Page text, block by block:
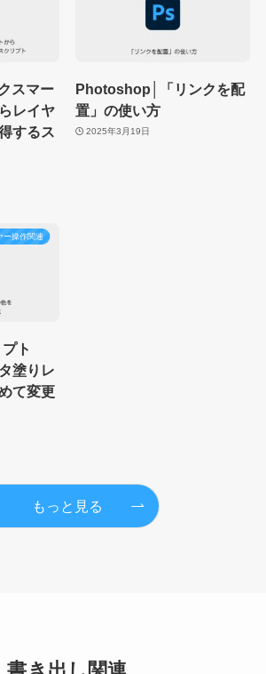
スマー
レイヤ
するス
Photoshop│「リンクを配
置」の使い方
2025年3月19日
ー操作関連
ト
塗りレ
て変更
もっと見る